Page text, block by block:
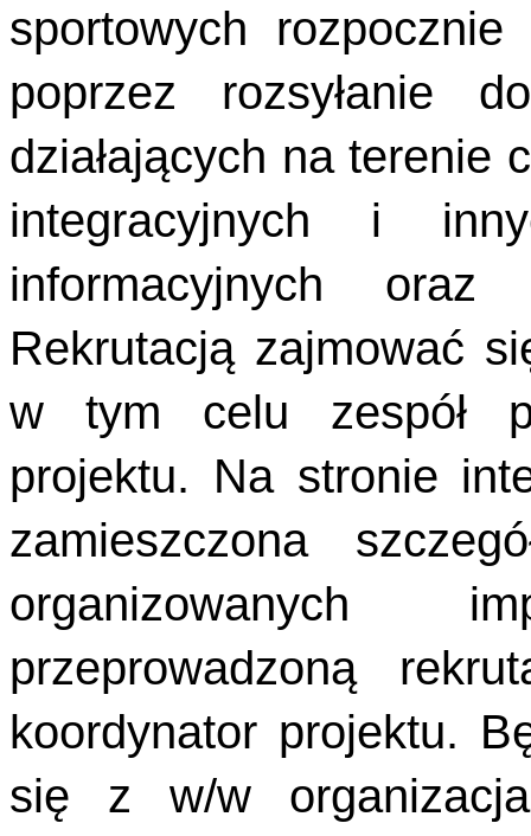
sportowych
poprzez rozsyłanie
działających na terenie
integracyjnych i
informacyjnych oraz
Rekrutacją zajmować
w tym celu zespół
projektu. Na stronie
zamieszczona
organizowanych
przeprowadzoną
koordynator projektu.
się z w/w